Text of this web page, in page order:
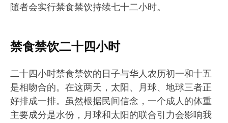
随者会实行禁食禁饮持续七十二小时。
禁食禁饮二十四小时
二十四小时禁食禁饮的日子与华人农历初一和十五
是相吻合的。在这两天，太阳、月球、地球三者正
好排成一排。虽然根据民间信念，一个成人的体重
主要成分是水份，月球和太阳的联合引力会影响我